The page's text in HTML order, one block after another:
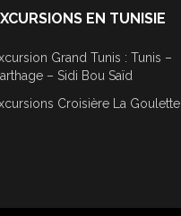
EN TUNISIE
Grand Tunis : Tunis –
– Sidi Bou Saïd
Croisière La Goulette